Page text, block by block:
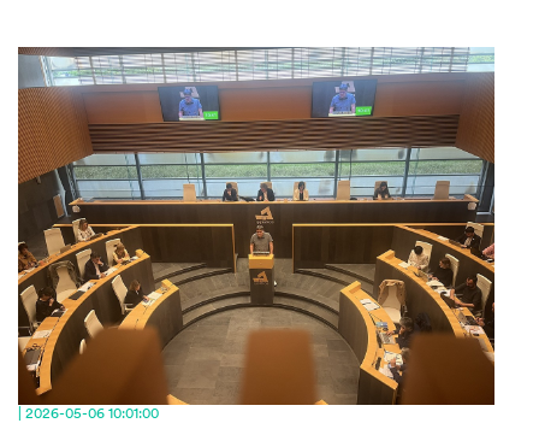
| 2026-05-06 10:01:00